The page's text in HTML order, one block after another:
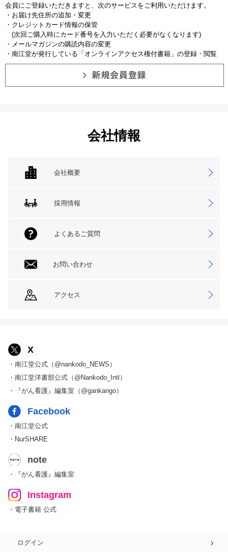
会員にご登録いただきますと、次のサービスをご利用いただけます。
・お届け先住所の追加・変更
・クレジットカード情報の保管
(次回ご購入時にカード番号を入力いただく必要がなくなります)
・メールマガジンの購読内容の変更
・南江堂が発行している「オンラインアクセス権付書籍」の登録・閲覧
会社情報
会社概要
採用情報
よくあるご質問
お問い合わせ
アクセス
X
・南江堂公式（@nankodo_NEWS）
・南江堂洋書部公式（@Nankodo_Intl）
・『がん看護』編集室（@gankango）
Facebook
・南江堂公式
・NurSHARE
note
・『がん看護』編集室
Instagram
・電子書籍 公式
ログイン